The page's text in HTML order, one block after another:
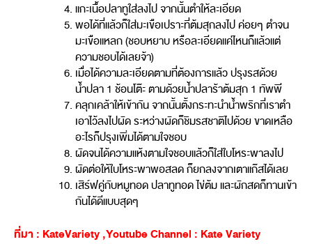
แกะเนื้อปลาทูใส่ลงไป จากนั้นตำให้ละเอียด
พอได้ที่แล้วก็ใส่มะเขือเปราะที่ต้มสุกลงไป ค่อยๆ ตำจน
มะเขือแหลก (ชอบหยาบ หรือละเอียดแค่ไหนก็แล้วแต่
ความชอบได้เลยจ้า)
เมื่อได้ความละเอียดตามที่ต้องการแล้ว ปรุงรสด้วย
น้ำปลา 1 ช้อนโต๊ะ ตามด้วยน้ำปลาร้าต้มสุก 1 ทัพพี
คลุกเคล้าให้เข้ากัน จากนั้นตั้งกระทะนำน้ำพริกที่เราตำ
เอาไว้ลงไปผัด ระหว่างผัดก็ชิมรสชาติไปด้วย ขาดเหลือ
อะไรก็ปรุงเพิ่มได้ตามใจชอบ
ผัดจนได้ความแห้งตามใจชอบแล้วก็ใส่ใบโหระพาลงไป
ผัดต่อให้ใบโหระพาพอสลด ก็ยกลงจากเตาแก๊สได้เลย
เสิร์ฟคู่กับหมูทอด ปลาทูทอด ไข่ต้ม และผักสดก็ทานเข้า
กันได้ดีแบบสุดๆ
ที่มา : KateVariety ,Youtube Channel : Kate Variety